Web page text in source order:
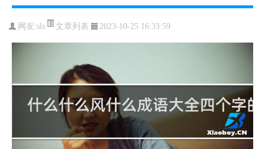
网友:sls 文章列表 2023-10-25 16:33:59